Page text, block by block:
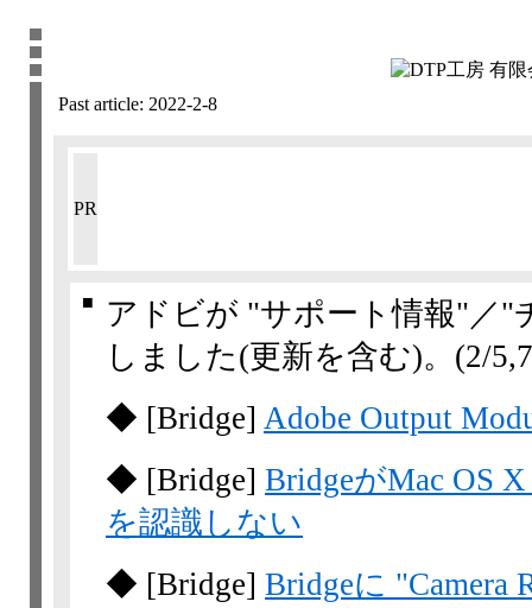
Past article: 2022-2-8
PR
■
アドビが "サポート情報"／"
しました(更新を含む)。 (2/
◆ [Bridge] Adobe Output
◆ [Bridge] BridgeがMac OS
を認識しない
◆ [Bridge] Bridgeに "Camera